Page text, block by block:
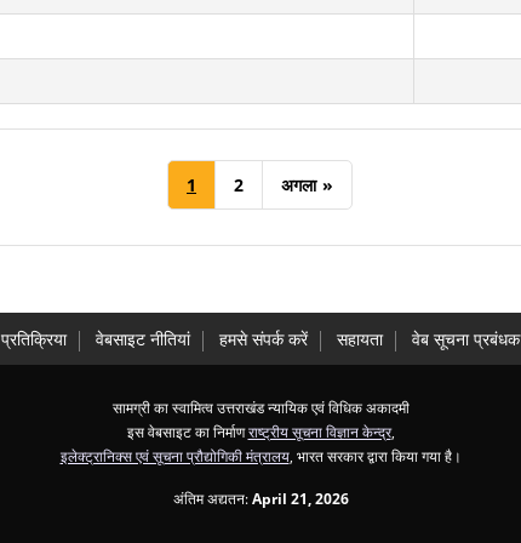
1 2 अगला »
प्रतिक्रिया वेबसाइट नीतियां हमसे संपर्क करें सहायता वेब सूचना प्रबंधक
सामग्री का स्वामित्व उत्तराखंड न्यायिक एवं विधिक अकादमी
इस वेबसाइट का निर्माणराष्ट्रीय सूचना विज्ञान केन्द्र,
इलेक्ट्रानिक्स एवं सूचना प्रौद्योगिकी मंत्रालय, भारत सरकार द्वारा किया गया है।
अंतिम अद्यतन:April 21, 2026